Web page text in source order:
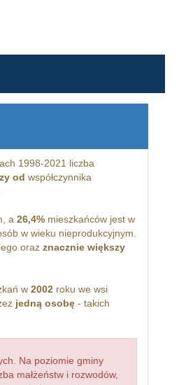
1998-2021 liczba
od współczynnika
a 26,4%mieszkańców jest w
w wieku nieprodukcyjnym.
oraz znacznie większy
w 2002roku we wsi
jedną osobę- takich
Na poziomie gminy
małżeństw i rozwodów,